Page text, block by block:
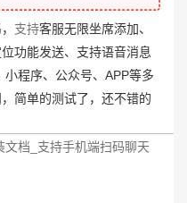
， 支持客服无限坐席添加、
功能发送、支持语音消息
程序、公众号、APP等多
简单的测试了，还不错的